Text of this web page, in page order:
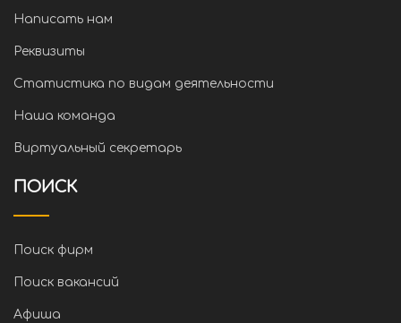
Написать нам
Реквизиты
Статистика по видам деятельности
Наша команда
Виртуальный секретарь
ПОИСК
Поиск фирм
Поиск вакансий
Афиша